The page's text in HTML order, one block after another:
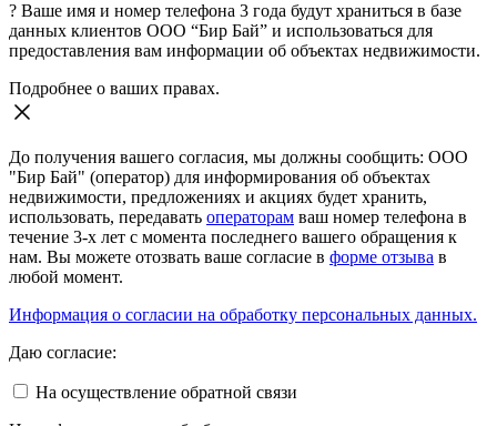
? Ваше имя и номер телефона 3 года будут храниться в базе
данных клиентов ООО “Бир Бай” и использоваться для
предоставления вам информации об объектах недвижимости.
Подробнее о ваших правах.
До получения вашего согласия, мы должны сообщить: ООО
"Бир Бай" (оператор) для информирования об объектах
недвижимости, предложениях и акциях будет хранить,
использовать, передавать операторам ваш номер телефона в
течение 3-х лет с момента последнего вашего обращения к
нам. Вы можете отозвать ваше согласие в форме отзыва в
любой момент.
Информация о согласии на обработку персональных данных.
Даю согласие:
На осуществление обратной связи